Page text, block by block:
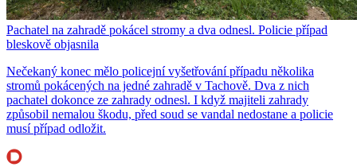
Pachatel na zahradě pokácel stromy a dva odnesl. Policie případ
bleskově objasnila
Nečekaný konec mělo policejní vyšetřování případu několika
stromů pokácených na jedné zahradě v Tachově. Dva z nich
pachatel dokonce ze zahrady odnesl. I když majiteli zahrady
způsobil nemalou škodu, před soud se vandal nedostane a policie
musí případ odložit.